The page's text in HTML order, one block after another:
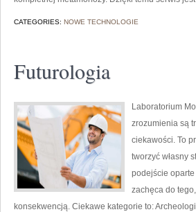
CATEGORIES: NOWE TECHNOLOGIE
Futurologia
Laboratorium
zrozumienia są
ciekawości. To
tworzyć własny
podejście
zachęca do
konsekwencją. Ciekawe kategorie to: